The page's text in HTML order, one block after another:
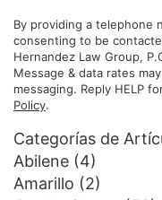
By providing a telephone
consenting to be
Hernandez Law Group,
Message & data rates
messaging. Reply HELP
Policy.
Categorías de
Abilene (4)
Amarillo (2)